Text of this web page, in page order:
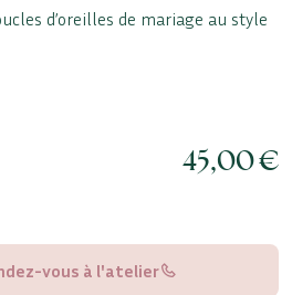
d’oreilles de mariage au style
45,00€
vous à l'atelier